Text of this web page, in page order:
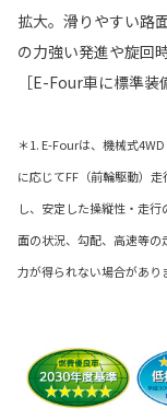
拡大。滑りやすい路
の力強い発進や旋回
［E-Four車に標準装
＊1. E-Fourは、機械式
に応じてFF（前輪駆動）
し、安定した操縦性・走
面の状況、勾配、高速等
力が得られない場合があり